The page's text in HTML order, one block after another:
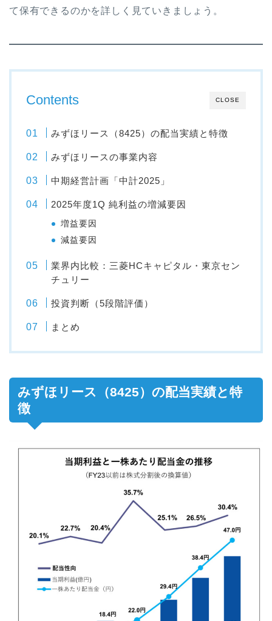
て保有できるのかを詳しく見ていきましょう。
CLOSE
Contents
みずほリース（8425）の配当実績と特徴
みずほリースの事業内容
中期経営計画「中計2025」
2025年度1Q 純利益の増減要因
増益要因
減益要因
業界内比較：三菱HCキャピタル・東京セン
チュリー
投資判断（5段階評価）
まとめ
みずほリース（8425）の配当実績と特
徴